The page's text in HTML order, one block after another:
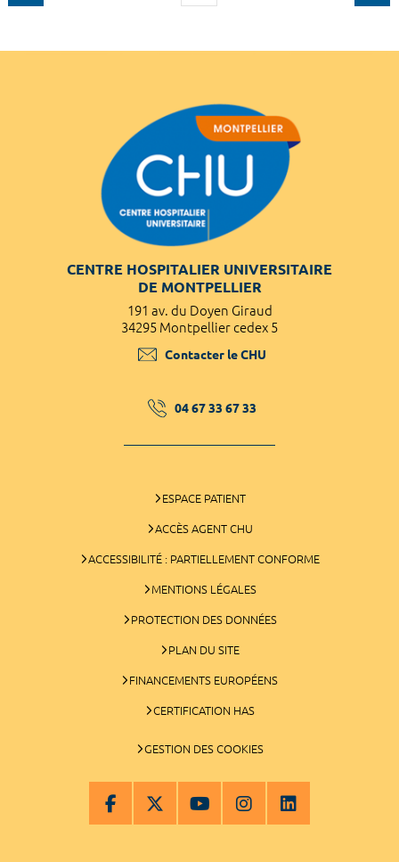
CENTRE HOSPITALIER UNIVERSITAIRE
DE MONTPELLIER
191 av. du Doyen Giraud
34295 Montpellier cedex 5
Contacter le CHU
04 67 33 67 33
ESPACE PATIENT
ACCÈS AGENT CHU
ACCESSIBILITÉ : PARTIELLEMENT CONFORME
MENTIONS LÉGALES
PROTECTION DES DONNÉES
PLAN DU SITE
FINANCEMENTS EUROPÉENS
CERTIFICATION HAS
GESTION DES COOKIES